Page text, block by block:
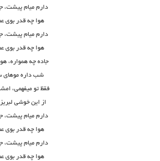
دارم میام پیشت،
هوا چه قدر بوی
دارم میام پیشت،
هوا چه قدر بوی
جاده چه همواره،
شب داره موهای
فقظ تو میفهمی،
از این خوشی
دارم میام پیشت،
هوا چه قدر بوی
دارم میام پیشت،
هوا چه قدر بوی